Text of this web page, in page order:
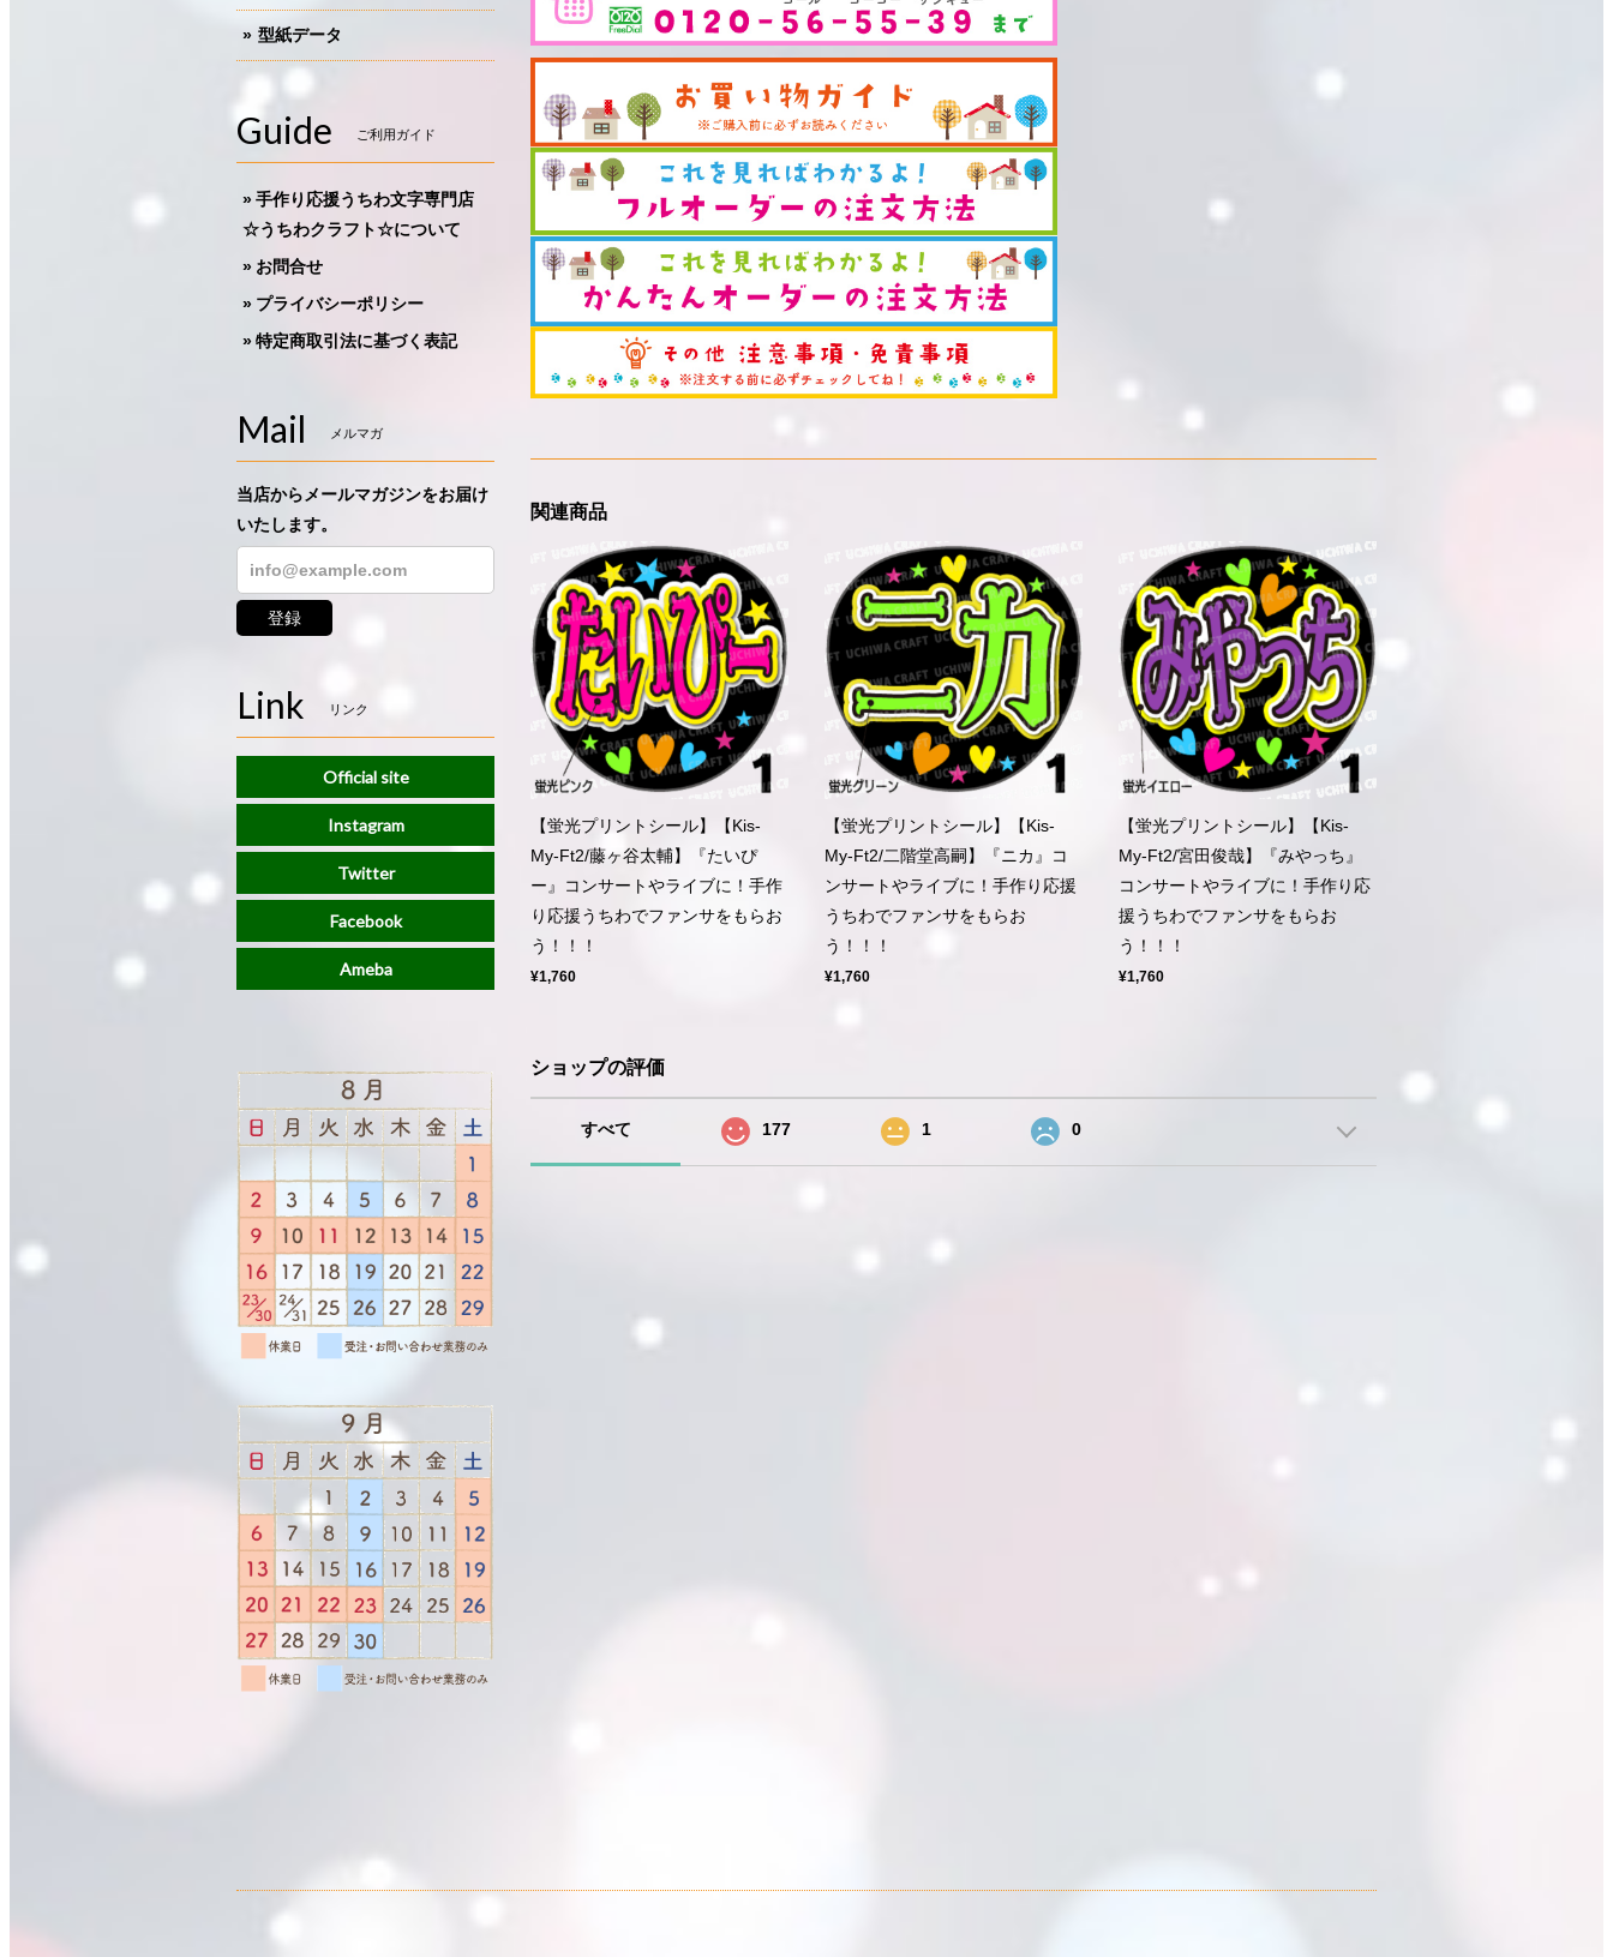
関連商品
【蛍光プリントシール】【Kis-
My-Ft2/藤ヶ谷太輔】『たいぴ
ー』コンサートやライブに！手作
り応援うちわでファンサをもらお
う！！！
¥1,760
【蛍光プリントシール】【Kis-
My-Ft2/二階堂高嗣】『ニカ』コ
ンサートやライブに！手作り応援
うちわでファンサをもらお
う！！！
¥1,760
【蛍光プリントシール】【Kis-
My-Ft2/宮田俊哉】『みやっち』
コンサートやライブに！手作り応
援うちわでファンサをもらお
う！！！
¥1,760
ショップの評価
すべて 177 1 0
型紙データ
Guide ご利用ガイド
手作り応援うちわ文字専門店
☆うちわクラフト☆について
お問合せ
プライバシーポリシー
特定商取引法に基づく表記
Mail メルマガ
当店からメールマガジンをお届け
いたします。
登録
Link リンク
Official site
Instagram
Twitter
Facebook
Ameba